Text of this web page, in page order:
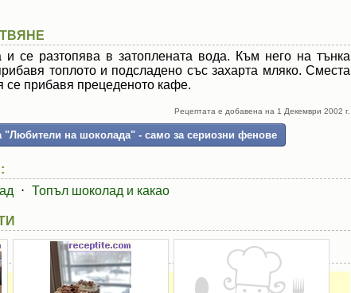
и се разтопява в затоплената вода. Към него на тънка
топлото и подсладено със захарта мляко. Сместа
се прибавя прецеденото кафе.
Рецептата е добавена на 1 Декември 2002 г.
"Любители на шоколада" - само за сериозни фенове
⋅ Топъл шоколад и какао